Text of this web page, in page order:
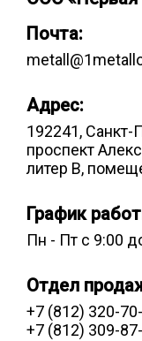
Уголок
Балка
Почта:
Адрес:
192241, Санкт-
проспект
литер В,
График
Пн - Пт с 9:00
Отдел
+7 (812) 320-
+7 (812) 309-